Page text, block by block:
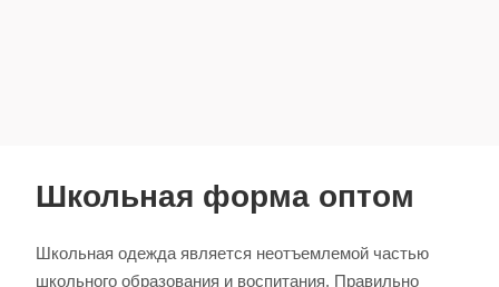
Школьная форма оптом
Школьная одежда является неотъемлемой частью
школьного образования и воспитания. Правильно